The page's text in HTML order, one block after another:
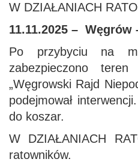
W DZIAŁANIACH
11.11.2025 –
Po przybyciu na
zabezpieczono
„Węgrowski Rajd
podejmował
do koszar.
W DZIAŁANIACH
ratowników.